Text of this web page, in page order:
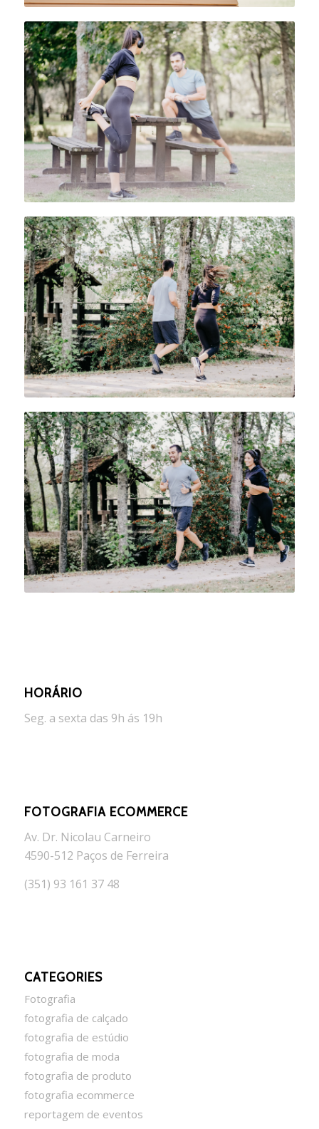
HORÁRIO
Seg. a sexta das 9h ás 19h
FOTOGRAFIA ECOMMERCE
Av. Dr. Nicolau Carneiro
4590-512 Paços de Ferreira
(351) 93 161 37 48
CATEGORIES
Fotografia
fotografia de calçado
fotografia de estúdio
fotografia de moda
fotografia de produto
fotografia ecommerce
reportagem de eventos